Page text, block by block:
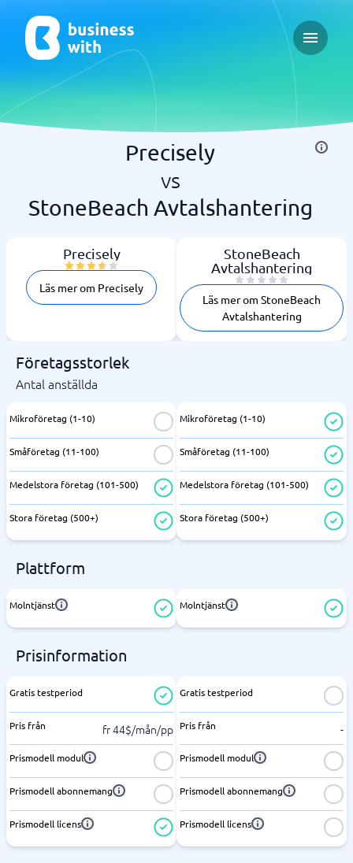
Open
Precisely
vs
StoneBeach Avtalshantering
Precisely
Läs mer om Precisely
StoneBeach
Avtalshantering
Läs mer om StoneBeach
Avtalshantering
Företagsstorlek
Antal anställda
Mikroföretag (1-10)
Småföretag (11-100)
Medelstora företag (101-500)
Stora företag (500+)
Mikroföretag (1-10)
Småföretag (11-100)
Medelstora företag (101-500)
Stora företag (500+)
Plattform
Molntjänst Molntjänst
Prisinformation
Gratis testperiod
Pris från fr 44$/mån/pp
Prismodell modul
Prismodell abonnemang
Prismodell licens
Gratis testperiod
Pris från -
Prismodell modul
Prismodell abonnemang
Prismodell licens